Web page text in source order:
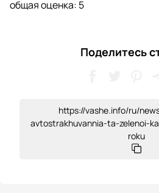
общая оценка: 5
Поделитесь
https://vashe.info/ru/
avtostrakhuvannia-ta-zelenoi-
roku